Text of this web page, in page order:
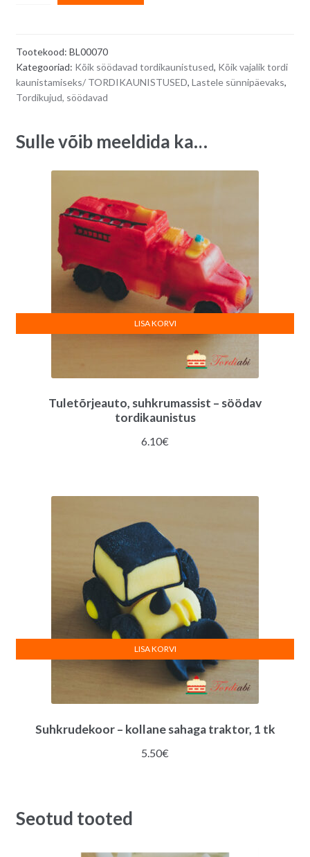
6
x
5
tk
Tootekood: BL00070
Kategooriad: Kõik söödavad tordikaunistused, Kõik vajalik tordi
kaunistamiseks/ TORDIKAUNISTUSED, Lastele sünnipäevaks,
Tordikujud, söödavad
Sulle võib meeldida ka…
Tuletõrjeauto, suhkrumassist – söödav
tordikaunistus
6.10€
LISA KORVI
Suhkrudekoor – kollane sahaga traktor, 1 tk
5.50€
LISA KORVI
Seotud tooted